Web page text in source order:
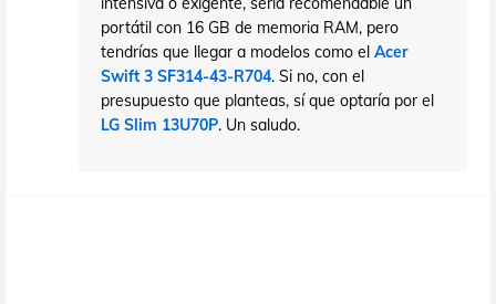
portátil con 16 GB de memoria RAM, pero
tendrías que llegar a modelos como el Acer
Swift 3 SF314-43-R704. Si no, con el
presupuesto que planteas, sí que optaría por el
LG Slim 13U70P. Un saludo.